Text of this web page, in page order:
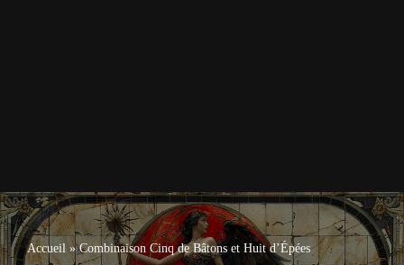
Accueil»Combinaison Cinq de Bâtons et Huit d’Épées